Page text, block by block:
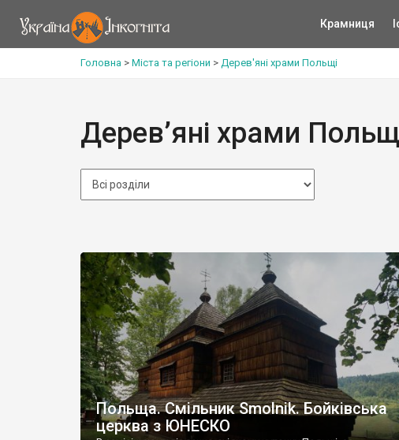
Крамниця
Головна > Міста та регіони > Дерев'яні храми Польщі
Дерев’яні храми
Польща. Смільник Smolnik. Бойківська
церква з ЮНЕСКО